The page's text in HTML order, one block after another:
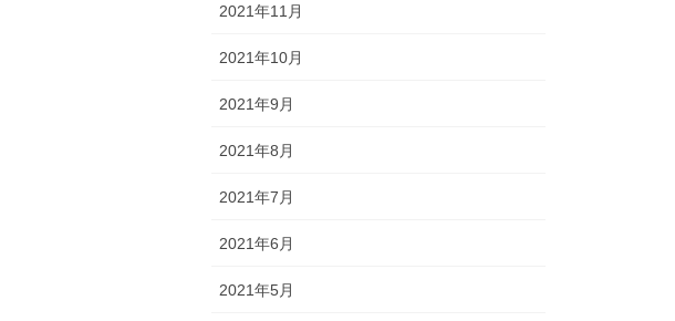
2021年11月
2021年10月
2021年9月
2021年8月
2021年7月
2021年6月
2021年5月